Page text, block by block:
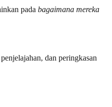
pada bagaimana mereka
dan peringkasan